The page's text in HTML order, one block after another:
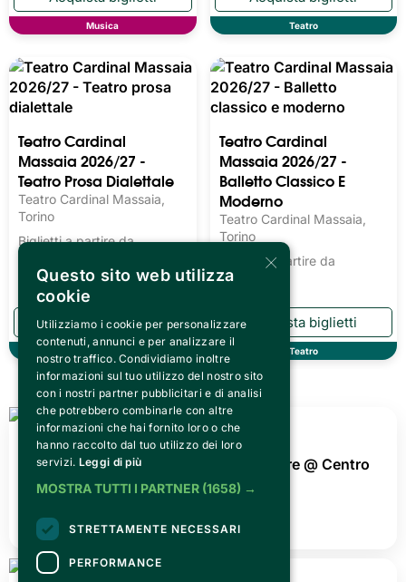
Giorgia – G – Last Call
Musica
Teatro Cardinal
Massaia 2026/27 -
Teatro Prosa
Teatro Cardinal Massaia,
Torino
Biglietti a partire da
Teatro
Teatro Cardinal
Massaia 2026/27 -
Teatro Prosa Dialettale
Teatro Cardinal Massaia,
Torino
Biglietti a partire da
13.54€
Teatro Cardinal
Massaia 2026/27 -
Balletto Classico E
Moderno
Teatro Cardinal Massaia,
Torino
Biglietti a partire da
×
Questo sito web utilizza
cookie
Utilizziamo i cookie per personalizzare
contenuti, annunci e per analizzare il
nostro traffico. Condividiamo inoltre
informazioni sul tuo utilizzo del nostro sito
con i nostri partner pubblicitari e di analisi
che potrebbero combinarle con altre
informazioni che hai fornito loro o che
hanno raccolto dal tuo utilizzo dei loro
servizi. Leggi di più
MOSTRA TUTTI I PARTNER (1658) →
STRETTAMENTE NECESSARI
PERFORMANCE